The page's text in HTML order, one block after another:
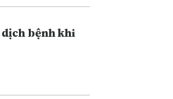
bệnh khi